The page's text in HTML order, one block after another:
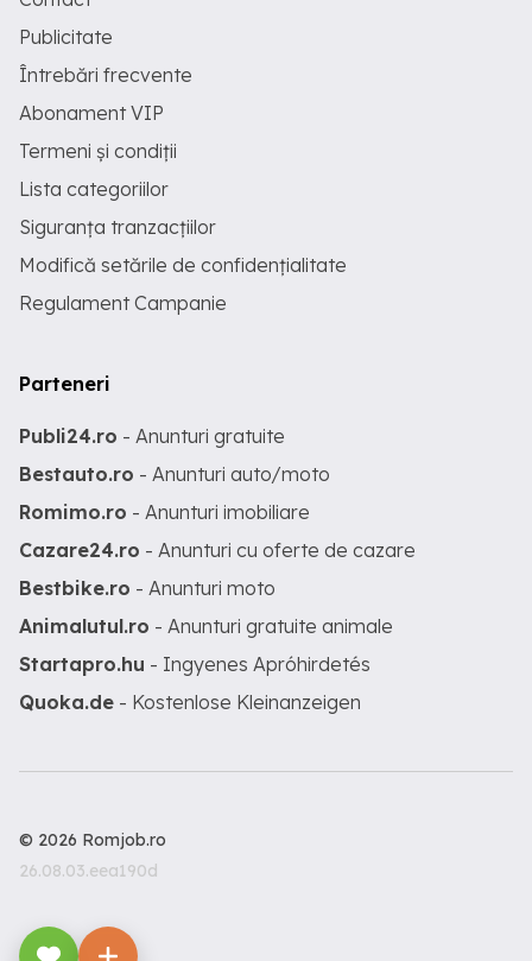
Publicitate
Întrebări frecvente
Abonament VIP
Termeni și condiții
Lista categoriilor
Siguranța tranzacțiilor
Modifică setările de confidențialitate
Regulament Campanie
Parteneri
Publi24.ro - Anunturi gratuite
Bestauto.ro - Anunturi auto/moto
Romimo.ro - Anunturi imobiliare
Cazare24.ro - Anunturi cu oferte de cazare
Bestbike.ro - Anunturi moto
Animalutul.ro - Anunturi gratuite animale
Startapro.hu - Ingyenes Apróhirdetés
Quoka.de - Kostenlose Kleinanzeigen
© 2026 Romjob.ro
26.08.03.eea190d